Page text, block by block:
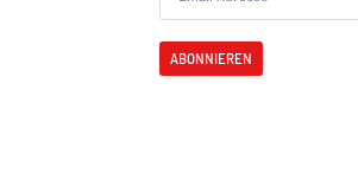
ABONNIEREN